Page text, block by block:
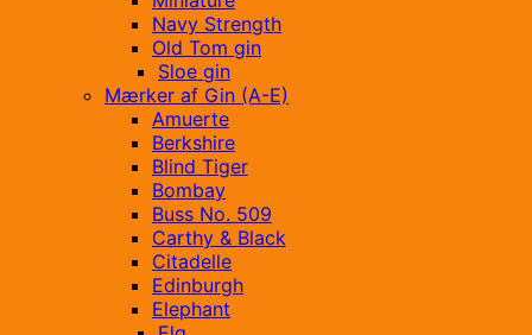
Navy Strength
Old Tom gin
Sloe gin
Mærker af Gin (A-E)
Amuerte
Berkshire
Blind Tiger
Bombay
Buss No. 509
Carthy & Black
Citadelle
Edinburgh
Elephant